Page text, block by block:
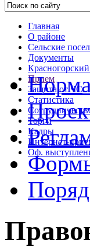
Главная
О районе
Сельские
Документы
Прием
Защита от ЧС
Статистика
Торги
Кадры
Интернет-
Оф.